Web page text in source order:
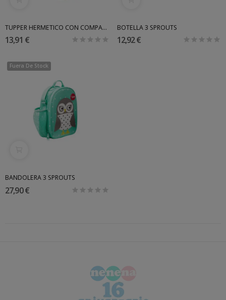
TUPPER HERMETICO CON COMPARTIMENTOS 3 SPROUTS
13,91 €
BOTELLA 3 SPROUTS
12,92 €
Fuera De Stock
BANDOLERA 3 SPROUTS
27,90 €